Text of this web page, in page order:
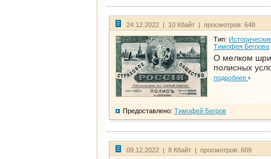
24.12.2022 | 10 Кбайт | просмотров: 648
Тип:
Тимофея Бегрова
О мелком
полисных
подробнее
Предоставлено: Тимофей Бегров
09.12.2022 | 8 Кбайт | просмотров: 609